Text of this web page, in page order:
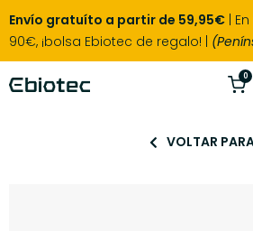
Envío gratuíto a partir de 59,95€ |
90€, ¡bolsa Ebiotec de regalo! |
0
VOLTAR